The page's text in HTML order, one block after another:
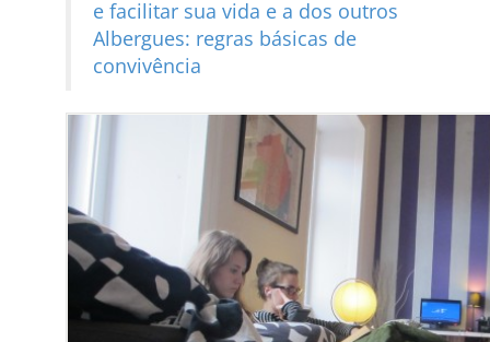
e facilitar sua vida e a dos outros
Albergues: regras básicas de
convivência